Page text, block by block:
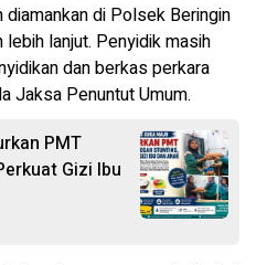
di Polsek Beringin
lanjut. Penyidik masih
dan berkas perkara
Jaksa Penuntut Umum.
PMT
Gizi Ibu